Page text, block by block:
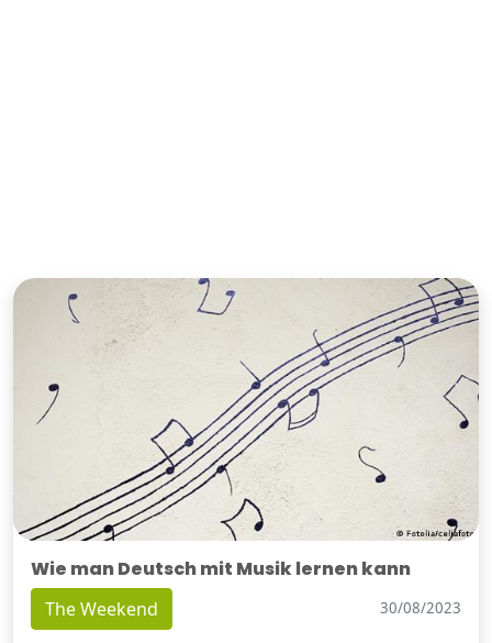
Wie man Deutsch mit Musik lernen kann
The Weekend 30/08/2023